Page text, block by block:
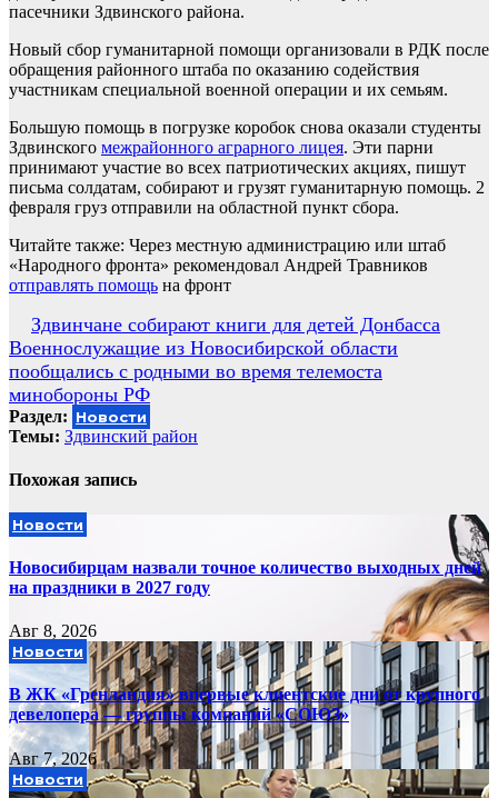
пасечники Здвинского района.
Новый сбор гуманитарной помощи организовали в РДК после
обращения районного штаба по оказанию содействия
участникам специальной военной операции и их семьям.
Большую помощь в погрузке коробок снова оказали студенты
Здвинского межрайонного аграрного лицея. Эти парни
принимают участие во всех патриотических акциях, пишут
письма солдатам, собирают и грузят гуманитарную помощь. 2
февраля груз отправили на областной пункт сбора.
Читайте также: Через местную администрацию или штаб
«Народного фронта» рекомендовал Андрей Травников
отправлять помощь на фронт
Навигация
по
записям
Здвинчане собирают книги для детей Донбасса
Военнослужащие из Новосибирской области
пообщались с родными во время телемоста
минобороны РФ
Раздел: Новости
Темы: Здвинский район
Похожая запись
Новости
Новосибирцам назвали точное количество выходных дней
на праздники в 2027 году
Авг 8, 2026
Новости
В ЖК «Гренландия» впервые клиентские дни от крупного
девелопера — группы компаний «СОЮЗ»
Авг 7, 2026
Новости